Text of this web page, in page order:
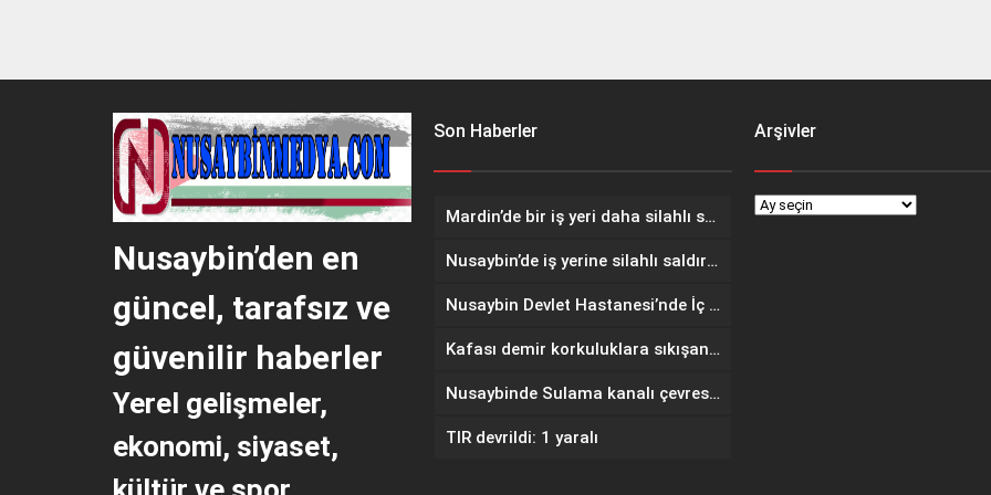
Nusaybin’den en
güncel, tarafsız ve
güvenilir haberler
Yerel gelişmeler,
ekonomi, siyaset,
Son Haberler
Mardin’de bir iş yeri daha silahlı saldırıya uğradı
Nusaybin’de iş yerine silahlı saldırı: O anlar kamerada
Nusaybin Devlet Hastanesi’nde İç Hastalıkları Uzmanı Göreve Başladı
Kafası demir korkuluklara sıkışan çocuğu gazeteci kurtardı
Nusaybinde Sulama kanalı çevresindeki yangında meyve ağaçları zarar gördü
TIR devrildi: 1 yaralı
Arşivler